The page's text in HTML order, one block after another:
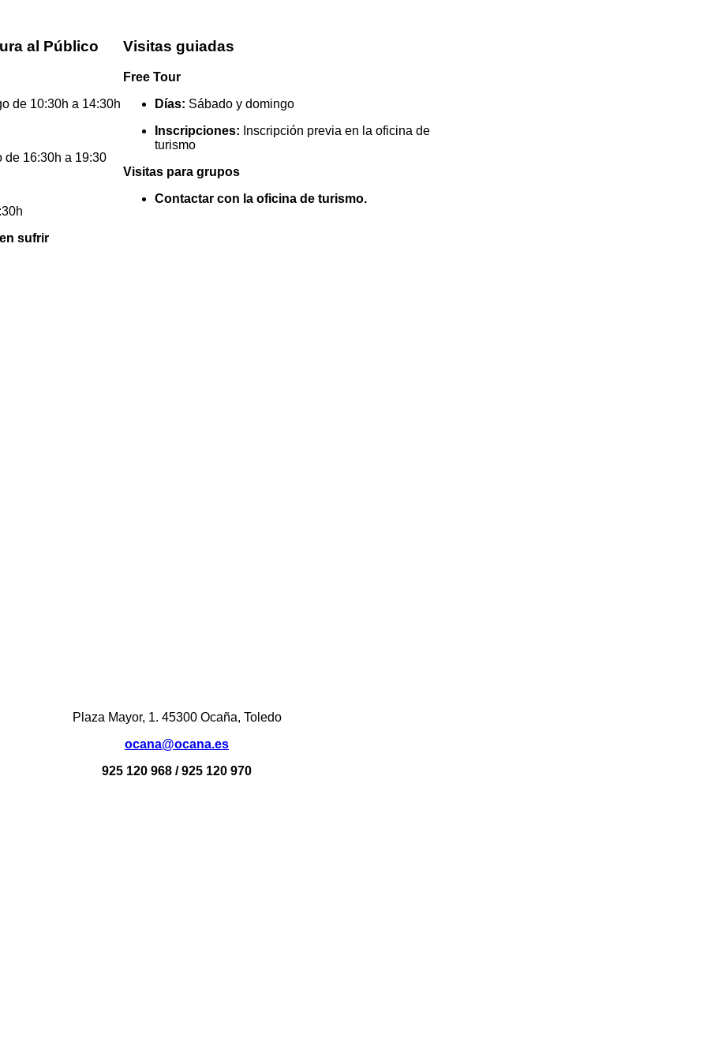
al Público
de 10:30h a 14:30h
de 16:30h a 19:30
sufrir
Visitas guiadas
Free Tour
Días: Sábado y domingo
Inscripciones: Inscripción previa en la oficina de
turismo
Visitas para grupos
Contactar con la oficina de turismo.
Plaza Mayor, 1. 45300 Ocaña, Toledo
ocana@ocana.es
925 120 968 / 925 120 970